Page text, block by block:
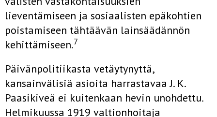
lieventämiseen ja sosiaalisten epäkohtien
poistamiseen tähtäävän lainsäädännön
kehittämiseen.7
Päivänpolitiikasta vetäytynyttä,
kansainvälisiä asioita harrastavaa J. K.
Paasikiveä ei kuitenkaan hevin unohdettu.
Helmikuussa 1919 valtionhoitaja